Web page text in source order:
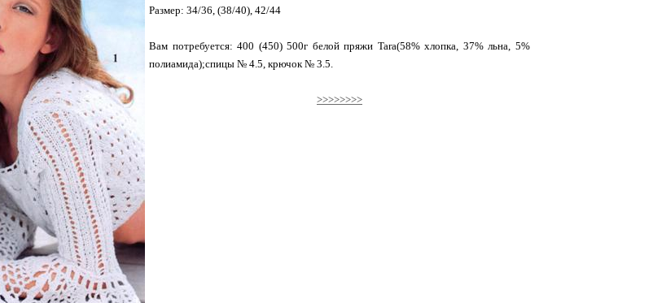
Размер: 34/36, (38/40), 42/44
Вам потребуется: 400 (450) 500г белой пряжи Tara(58% хлопка, 37% льна, 5%
полиамида);спицы № 4.5, крючок № 3.5.
>>>>>>>>